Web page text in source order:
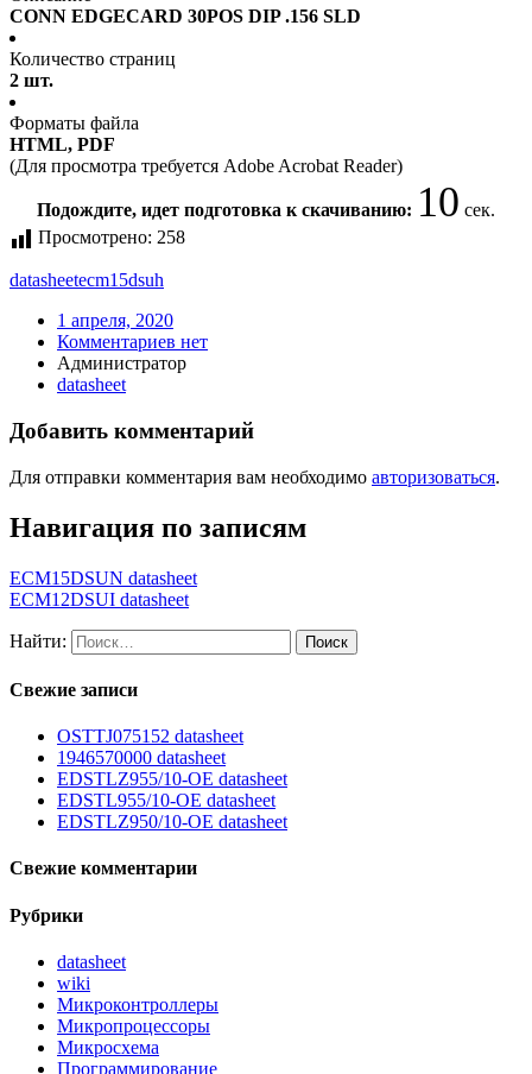
CONN EDGECARD 30POS DIP .156 SLD
Количество страниц
2 шт.
Форматы файла
HTML, PDF
(Для просмотра требуется Adobe Acrobat Reader)
Подождите, идет подготовка к скачиванию: 10 сек.
Просмотрено: 258
datasheetecm15dsuh
1 апреля, 2020
Комментариев нет
Администратор
datasheet
Добавить комментарий
Для отправки комментария вам необходимо авторизоваться.
Навигация по записям
ECM15DSUN datasheet
ECM12DSUI datasheet
Найти:
Свежие записи
OSTTJ075152 datasheet
1946570000 datasheet
EDSTLZ955/10-OE datasheet
EDSTL955/10-OE datasheet
EDSTLZ950/10-OE datasheet
Свежие комментарии
Рубрики
datasheet
wiki
Микроконтроллеры
Микропроцессоры
Микросхема
Программирование